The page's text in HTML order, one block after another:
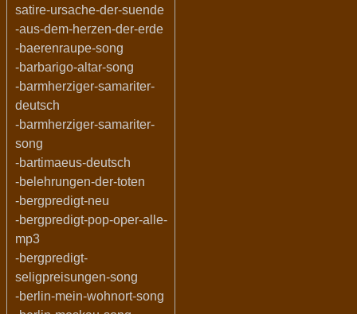
satire-ursache-der-suende
-aus-dem-herzen-der-erde
-baerenraupe-song
-barbarigo-altar-song
-barmherziger-samariter-
deutsch
-barmherziger-samariter-
song
-bartimaeus-deutsch
-belehrungen-der-toten
-bergpredigt-neu
-bergpredigt-pop-oper-alle-
mp3
-bergpredigt-
seligpreisungen-song
-berlin-mein-wohnort-song